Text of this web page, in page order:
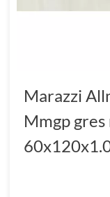
Marazzi
Mmgp